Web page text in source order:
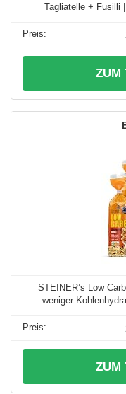
Tagliatelle + Fusilli
ZUM
STEINER’s Low
weniger
ZUM